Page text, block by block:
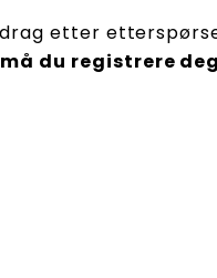
etter
du registrere